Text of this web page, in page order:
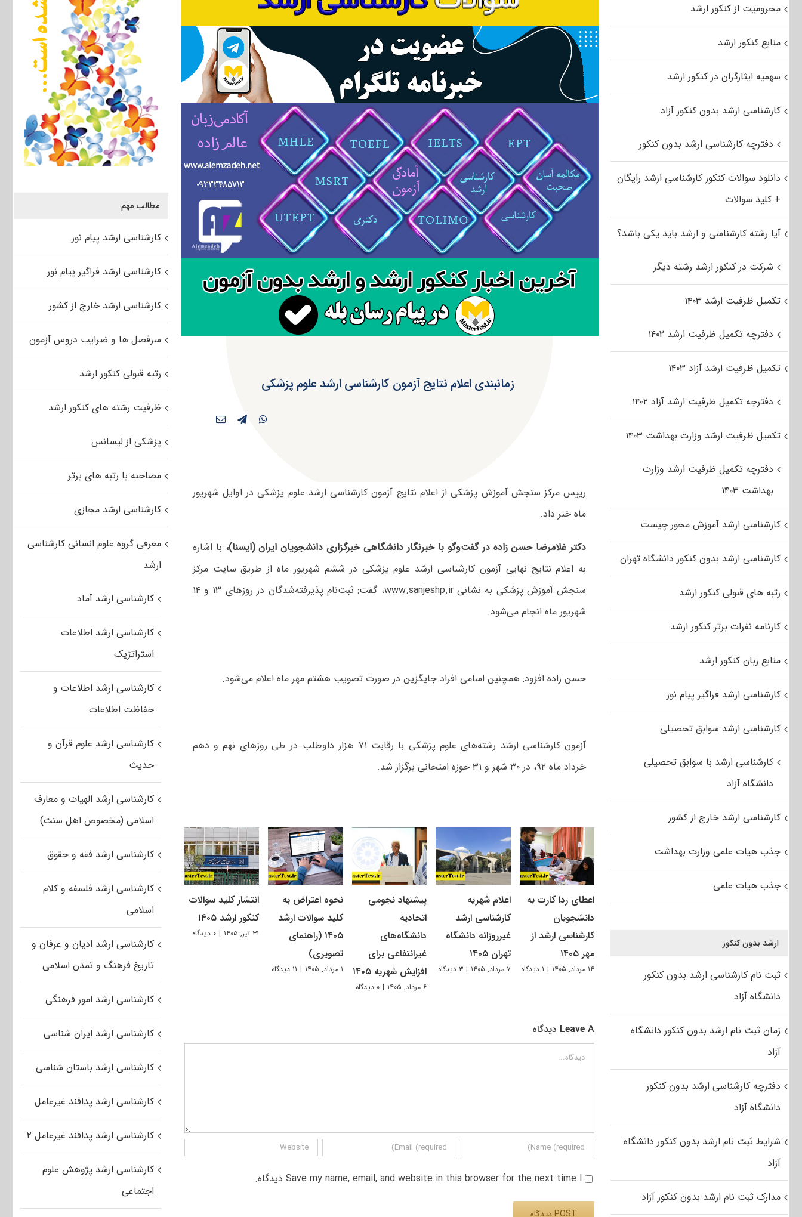
زمانبندی اعلام نتایج آزمون کارشناسی ارشد علوم پزشکی
رییس مرکز سنجش آموزش پزشکی از اعلام نتایج آزمون کارشناسی ارشد علوم پزشکی در اوایل شهریور
ماه خبر داد.
دکتر غلامرضا حسن زاده در گفت‌وگو با خبرنگار دانشگاهی خبرگزاری دانشجویان ایران (ایسنا)، با اشاره
به اعلام نتایج نهایی آزمون کارشناسی ارشد علوم پزشکی در ششم شهریور ماه از طریق سایت مرکز
سنجش آموزش پزشکی به نشانی www.sanjeshp.ir، گفت: ثبت‌نام پذیرفته‌شدگان در روزهای ۱۳ و ۱۴
شهریور ماه انجام می‌شود.
حسن زاده افزود: همچنین اسامی افراد جایگزین در صورت تصویب هشتم مهر ماه اعلام می‌شود.
آزمون کارشناسی ارشد رشته‌های علوم پزشکی با رقابت ۷۱ هزار داوطلب در طی روزهای نهم و دهم
خرداد ماه ۹۲، در ۳۰ شهر و ۳۱ حوزه امتحانی برگزار شد.
اعطای ردا کارت به
دانشجویان
کارشناسی ارشد از
مهر ۱۴۰۵
۱۴ مرداد, ۱۴۰۵ | ۱ دیدگاه
اعلام شهریه
کارشناسی ارشد
غیرروزانه دانشگاه
تهران ۱۴۰۵
۷ مرداد, ۱۴۰۵ | ۳ دیدگاه
پیشنهاد نجومی
اتحادیه
دانشگاه‌های
غیرانتفاعی برای
افزایش شهریه ۱۴۰۵
۶ مرداد, ۱۴۰۵ | ۰ دیدگاه
نحوه اعتراض به
کلید سوالات ارشد
۱۴۰۵ (راهنمای
تصویری)
۱ مرداد, ۱۴۰۵ | ۱۱ دیدگاه
انتشار کلید سوالات
کنکور ارشد ۱۴۰۵
۳۱ تیر, ۱۴۰۵ | ۰ دیدگاه
Leave A دیدگاه
دیدگاه
Save my name, email, and website in this browser for the next time I دیدگاه.
مطالب مهم
کارشناسی ارشد پیام نور
کارشناسی ارشد فراگیر پیام نور
کارشناسی ارشد خارج از کشور
سرفصل ها و ضرایب دروس آزمون
رتبه قبولی کنکور ارشد
ظرفیت رشته های کنکور ارشد
پزشکی از لیسانس
مصاحبه با رتبه های برتر
کارشناسی ارشد مجازی
معرفی گروه علوم انسانی کارشناسی
ارشد
کارشناسی ارشد آماد
کارشناسی ارشد اطلاعات
استراتژیک
کارشناسی ارشد اطلاعات و
حفاظت اطلاعات
کارشناسی ارشد علوم قرآن و
حدیث
کارشناسی ارشد الهیات و معارف
اسلامی (مخصوص اهل سنت)
کارشناسی ارشد فقه و حقوق
کارشناسی ارشد فلسفه و کلام
اسلامی
کارشناسی ارشد ادیان و عرفان و
تاریخ فرهنگ و تمدن اسلامی
کارشناسی ارشد امور فرهنگی
کارشناسی ارشد ایران شناسی
کارشناسی ارشد باستان شناسی
کارشناسی ارشد پدافند غیرعامل
کارشناسی ارشد پدافند غیرعامل ۲
کارشناسی ارشد پژوهش علوم
اجتماعی
محرومیت از کنکور ارشد
منابع کنکور ارشد
سهمیه ایثارگران در کنکور ارشد
کارشناسی ارشد بدون کنکور آزاد
دفترچه کارشناسی ارشد بدون کنکور
دانلود سوالات کنکور کارشناسی ارشد رایگان
+ کلید سوالات
آیا رشته کارشناسی و ارشد باید یکی باشد؟
شرکت در کنکور ارشد رشته دیگر
تکمیل ظرفیت ارشد ۱۴۰۳
دفترچه تکمیل ظرفیت ارشد ۱۴۰۲
تکمیل ظرفیت ارشد آزاد ۱۴۰۳
دفترچه تکمیل ظرفیت ارشد آزاد ۱۴۰۲
تکمیل ظرفیت ارشد وزارت بهداشت ۱۴۰۳
دفترچه تکمیل ظرفیت ارشد وزارت
بهداشت ۱۴۰۳
کارشناسی ارشد آموزش محور چیست
کارشناسی ارشد بدون کنکور دانشگاه تهران
رتبه های قبولی کنکور ارشد
کارنامه نفرات برتر کنکور ارشد
منابع زبان کنکور ارشد
کارشناسی ارشد فراگیر پیام نور
کارشناسی ارشد سوابق تحصیلی
کارشناسی ارشد با سوابق تحصیلی
دانشگاه آزاد
کارشناسی ارشد خارج از کشور
جذب هیات علمی وزارت بهداشت
جذب هیات علمی
ارشد بدون کنکور
ثبت نام کارشناسی ارشد بدون کنکور
دانشگاه آزاد
زمان ثبت نام ارشد بدون کنکور دانشگاه
آزاد
دفترچه کارشناسی ارشد بدون کنکور
دانشگاه آزاد
شرایط ثبت نام ارشد بدون کنکور دانشگاه
آزاد
مدارک ثبت نام ارشد بدون کنکور آزاد